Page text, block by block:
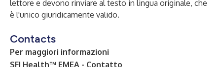
lettore e devono rinviare al testo in lingua originale, che
è l'unico giuridicamente valido.
Contacts
Per maggiori informazioni
SFI Health™ EMEA - Contatto